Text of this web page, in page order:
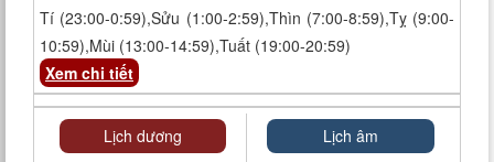
Tí (23:00-0:59),Sửu (1:00-2:59),Thìn (7:00-8:59),Tỵ (9:00-
10:59),Mùi (13:00-14:59),Tuất (19:00-20:59)
Xem chi tiết
Lịch dương Lịch âm